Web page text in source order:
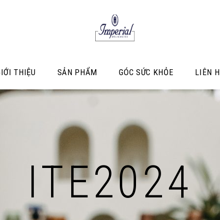
THIỆU SẢN PHẨM GÓC SỨC KHỎE LIÊN
ITE2024